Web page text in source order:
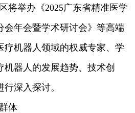
将举办《2025广东省精准医学
会年会暨学术研讨会》等高端
疗机器人领域的权威专家、学
器人的发展趋势、技术创
深入探讨。
体